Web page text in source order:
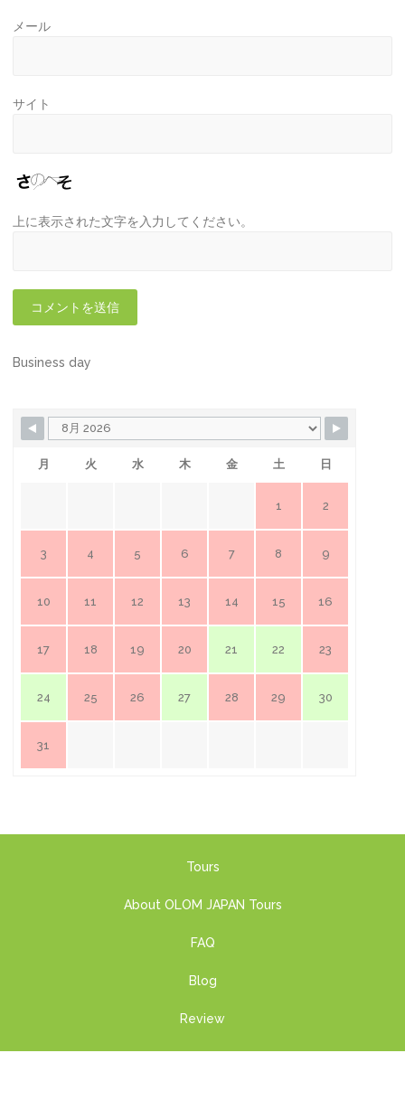
メール
サイト
上に表示された文字を入力してください。
Business day
月 火 水 木 金 土 日
1 2
3 4 5 6 7 8 9
10 11 12 13 14 15 16
17 18 19 20 21 22 23
24 25 26 27 28 29 30
31
Tours
About OLOM JAPAN Tours
FAQ
Blog
Review